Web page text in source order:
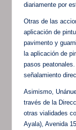
diariamente por
Otras de las
aplicación de
pavimento y
la aplicación de
pasos
señalamiento
Asimismo,
través de la
otras vialidades
Ayala), Avenida